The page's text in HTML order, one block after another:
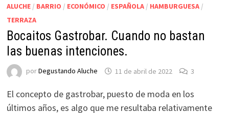
ALUCHE/ BARRIO / ECONÓMICO / ESPAÑOLA/ HAMBURGUESA/
TERRAZA
Bocaitos Gastrobar. Cuando no bastan
las buenas intenciones.
porDegustando Aluche 11 de abril de 2022 3
El concepto de gastrobar, puesto de moda en los
últimos años, es algo que me resultaba relativamente